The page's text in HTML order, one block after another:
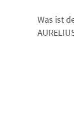
Was ist